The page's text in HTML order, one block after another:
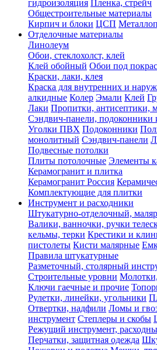
гидроизоляция Пленка, стрейч
Общестроительные материалы
Кирпич и блоки ЦСП
Отделочные материалы
Линолеум
Обои, стеклохолст, клей
Клей обойный Обои под
Краски, лаки, клея
Краска для внутренних и
алкидные Колер Эмали Клей
Лаки Пропитки, антисептики,
Сэндвич-панели,
Уголки ПВХ Подоконники
монолитный Сэндвич-панели
Подвесные потолки
Плиты потолочные Элементы
Керамогранит и плитка
Керамогранит Россия
Комплектующие для плитки
Инструмент и расходники
Штукатурно-отделочный,
Валики, ванночки, ручки
кельмы, терки Крестики и
пистолеты Кисти малярные
Правила штукатурные
Разметочный, столярный
Строительные уровни
Ключи гаечные и прочие
Рулетки, линейки, угольники
Отвертки, надфили Ломы и
инструмент Степлеры и скобы
Режущий инструмент,
Перчатки, защитная одежда